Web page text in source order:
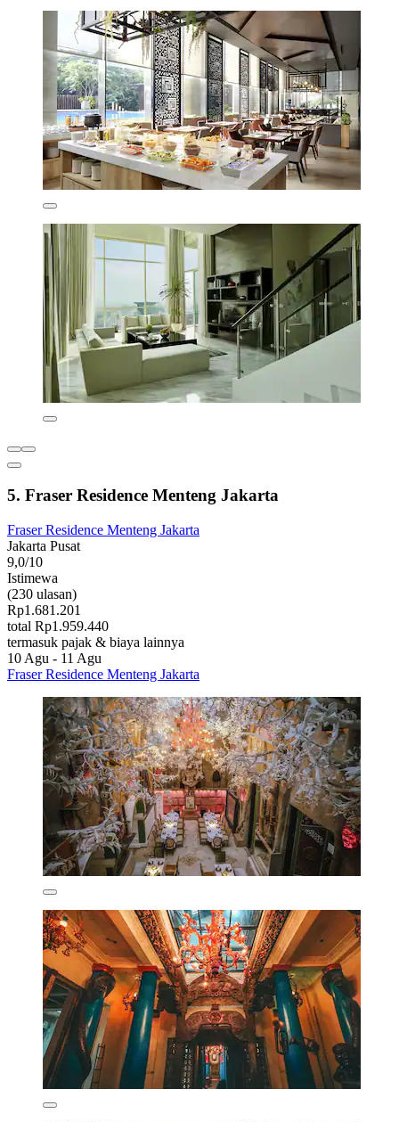
5. Fraser Residence Menteng Jakarta
Fraser Residence Menteng Jakarta
Jakarta Pusat
9,0/10
Istimewa
(230 ulasan)
Rp1.681.201
total Rp1.959.440
termasuk pajak & biaya lainnya
10 Agu - 11 Agu
Fraser Residence Menteng Jakarta